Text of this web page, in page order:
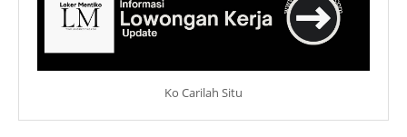
Ko Carilah Situ